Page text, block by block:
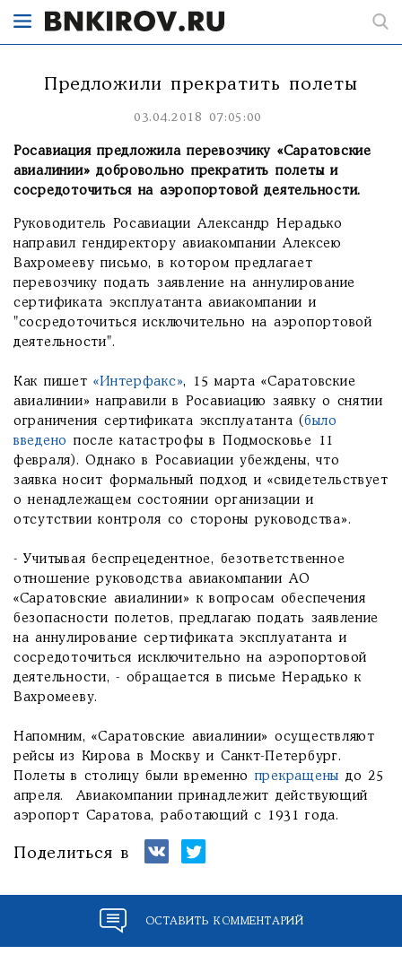
Предложили прекратить полеты
03.04.2018 07:05:00
Росавиация предложила перевозчику «Саратовские
авиалинии» добровольно прекратить полеты и
сосредоточиться на аэропортовой деятельности.
Руководитель Росавиации Александр Нерадько
направил гендиректору авиакомпании Алексею
Вахромееву письмо, в котором предлагает
перевозчику подать заявление на аннулирование
сертификата эксплуатанта авиакомпании и
"сосредоточиться исключительно на аэропортовой
деятельности".
Как пишет«Интерфакс», 15 марта «Саратовские
авиалинии» направили в Росавиацию заявку о снятии
ограничения сертификата эксплуатанта ( было
введено
после катастрофы в Подмосковье 11
февраля). Однако в Росавиации убеждены, что
заявка носит формальный подход и «свидетельствует
о ненадлежащем состоянии организации и
отсутствии контроля со стороны руководства».
- Учитывая беспрецедентное, безответственное
отношение руководства авиакомпании АО
«Саратовские авиалинии» к вопросам обеспечения
безопасности полетов, предлагаю подать заявление
на аннулирование сертификата эксплуатанта и
сосредоточиться исключительно на аэропортовой
деятельности, - обращается в письме Нерадько к
Вахромееву.
Напомним, «Саратовские авиалинии» осуществляют
рейсы из Кирова в Москву и Санкт-Петербург.
Полеты в столицу были временно прекращены до 25
апреля. Авиакомпании принадлежит действующий
аэропорт Саратова, работающий с 1931 года.
Поделиться в
ОСТАВИТЬ КОММЕНТАРИЙ